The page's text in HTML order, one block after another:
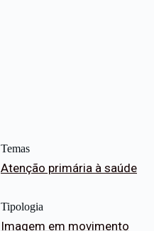
Temas
Atenção primária à saúde
Tipologia
Imagem em movimento